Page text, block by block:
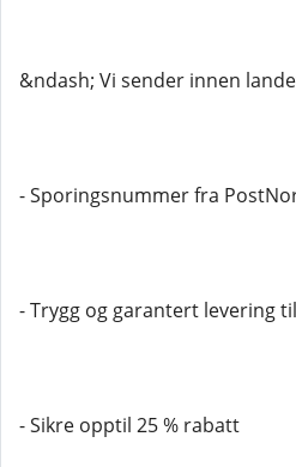
&ndash; Vi sender innen
- Sporingsnummer fra
- Trygg og garantert levering
- Sikre opptil 25 % rabatt